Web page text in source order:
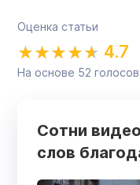
Оценка статьи
4.7
На основе 52 голосов
Сотни
слов